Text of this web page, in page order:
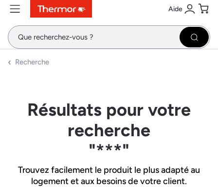
ContenuMenuRecherche Aide
Se
Recherche
Résultats pour votre
recherche
"***"
Trouvez facilement le produit le plus adapté au
logement et aux besoins de votre client.